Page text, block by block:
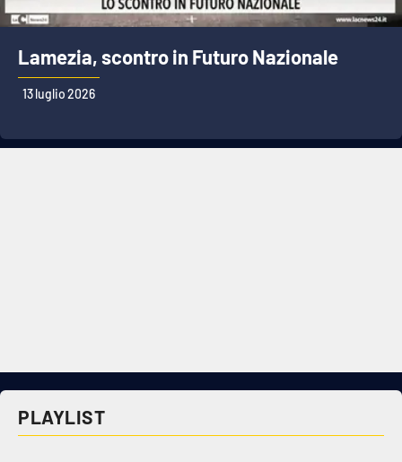
Lamezia, scontro in Futuro Nazionale
13 luglio 2026
PLAYLIST